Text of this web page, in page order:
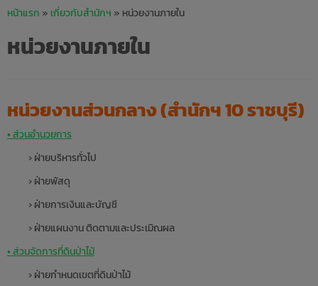
toหน้าแรก » เกี่ยวกับสำนักฯ » หน่วยงานภายใน
หน่วยงานภายใน
หน่วยงานส่วนกลาง (สำนักฯ 10 ราชบุรี)
• ส่วนอำนวยการ
› ฝ่ายบริหารทั่วไป
› ฝ่ายพัสดุ
› ฝ่ายการเงินและบัญชี
› ฝ่ายแผนงาน ติดตามและประเมิณผล
• ส่วนจัดการที่ดินป่าไม้
› ฝ่ายกำหนดเขตที่ดินป่าไม้